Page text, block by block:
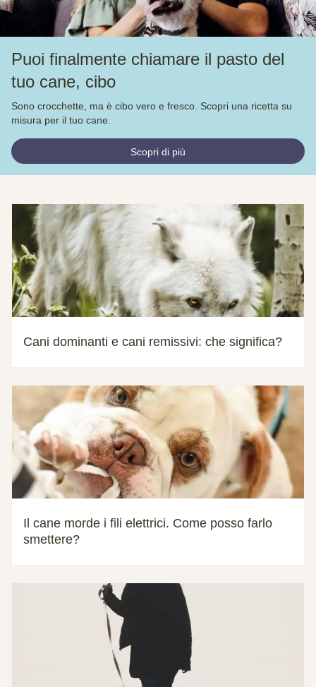
Puoi finalmente chiamare il pasto del
tuo cane, cibo
Sono crocchette, ma è cibo vero e fresco. Scopri una ricetta su
misura per il tuo cane.
Scopri di più
Cani dominanti e cani remissivi: che significa?
Il cane morde i fili elettrici. Come posso farlo
smettere?